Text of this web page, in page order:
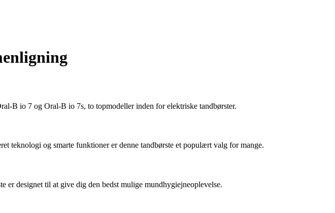
B io 7 og Oral-B io 7s, to topmodeller inden for elektriske tandbørster.
teknologi og smarte funktioner er denne tandbørste et populært valg for mange.
er designet til at give dig den bedst mulige mundhygiejneoplevelse.